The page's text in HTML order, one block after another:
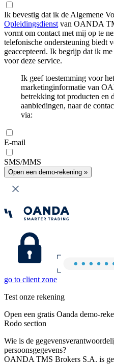
Ik bevestig dat ik de Algemene
Opleidingsdienst van OANDA
vormt om contact met mij op te
telefonische ondersteuning biedt
geaccepteerd. Ik begrijp dat ik
voor deze service.
Ik geef toestemming voor
marketinginformatie van
betrekking tot producten en
aanbiedingen, naar de
via:
E-mail
SMS/MMS
Open een demo-rekening »
go to client zone
Test onze rekening
Open een gratis Oanda demo-
Rodo section
Wie is de
persoonsgegevens?
OANDA TMS Brokers S.A. is